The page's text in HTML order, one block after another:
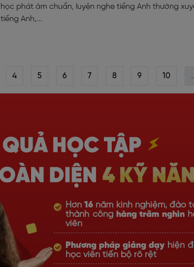
học phát âm chuẩn, luyện nghe tiếng Anh thường
tiếng Anh,...
4 5 6 7 8 9 10
Hơn16 năm kinh nghiệm, đào
thành công hàng trăm nghìn
viên
Phương pháp giảng dạy hiện
học viên tiến bộ rõ rệt